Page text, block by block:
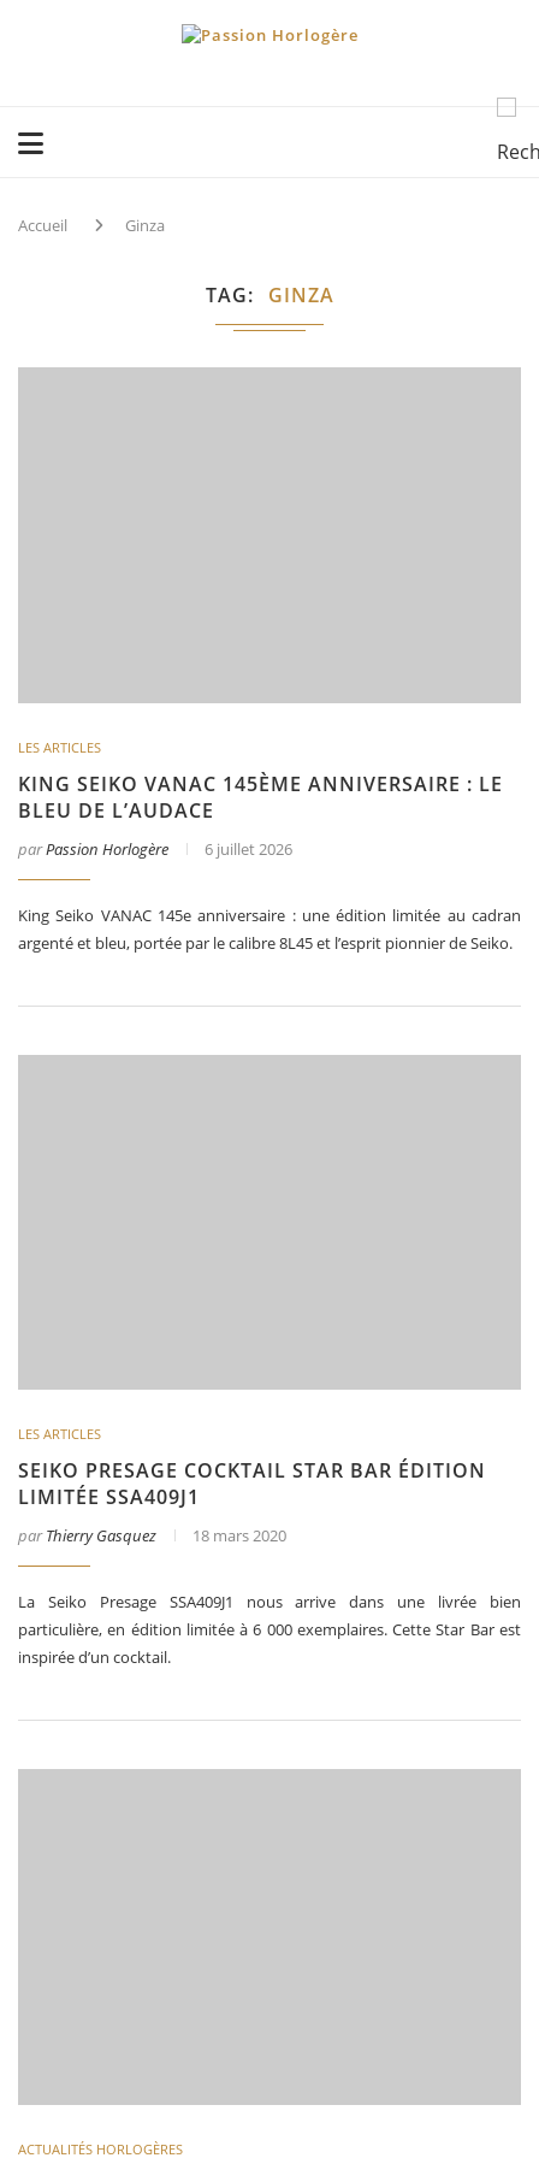
Accueil Ginza
TAG GINZA
LES ARTICLES
KING SEIKO VANAC 145ÈME ANNIVERSAIRE : LE
BLEU DE L’AUDACE
parPassion Horlogère 6 juillet 2026
King Seiko VANAC 145e anniversaire : une édition limitée au cadran
argenté et bleu, portée par le calibre 8L45 et l’esprit pionnier de Seiko.
LES ARTICLES
SEIKO PRESAGE COCKTAIL STAR BAR ÉDITION
LIMITÉE SSA409J1
parThierry Gasquez 18 mars 2020
La Seiko Presage SSA409J1 nous arrive dans une livrée bien
particulière, en édition limitée à 6 000 exemplaires. Cette Star Bar est
inspirée d’un cocktail.
ACTUALITÉS HORLOGÈRES